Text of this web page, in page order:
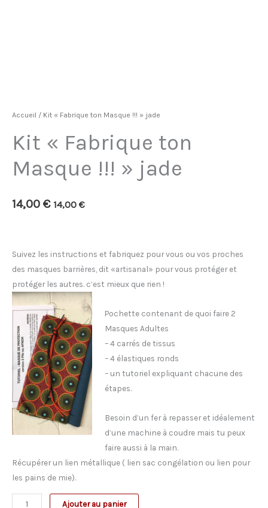
Accueil / Kit « Fabrique ton Masque !!! » jade
Kit « Fabrique ton
Masque !!! » jade
14,00 € 14,00 €
Suivez les instructions et fabriquez pour vous ou vos proches
des masques barrières, dit «artisanal» pour vous protéger et
protéger les autres. c’est mieux que rien !
Pochette contenant de quoi faire 2
Masques Adultes
– 4 carrés de tissus
– 4 élastiques ronds
– un tutoriel expliquant chacune des
étapes.
Besoin d’un fer à repasser et idéalement
d’une machine à coudre mais tu peux
faire aussi à la main.
Récupérer un lien métallique ( lien sac congélation ou lien pour
les pains de mie).
quantité
Ajouter au panier